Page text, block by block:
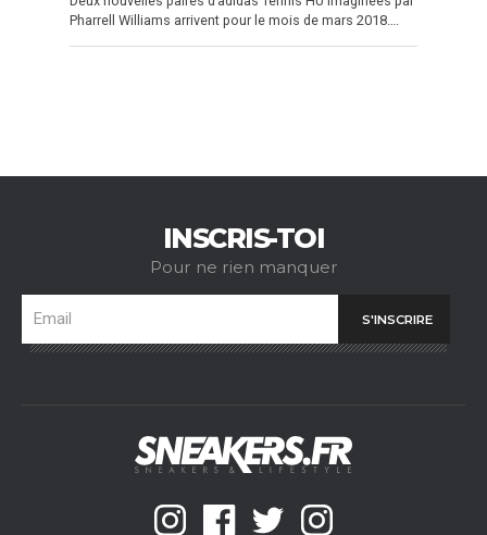
Pharrell Williams arrivent pour le mois de mars 2018….
INSCRIS-TOI
Pour ne rien manquer